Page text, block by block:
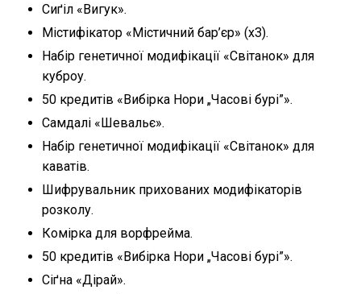
Сиґіл «Вигук».
Містифікатор «Містичний бар’єр» (x3).
Набір генетичної модифікації «Світанок» для
куброу.
50 кредитів «Вибірка Нори „Часові бурі”».
Самдалі «Шевальє».
Набір генетичної модифікації «Світанок» для
каватів.
Шифрувальник прихованих модифікаторів
розколу.
Комірка для ворфрейма.
50 кредитів «Вибірка Нори „Часові бурі”».
Сіґна «Дірай».